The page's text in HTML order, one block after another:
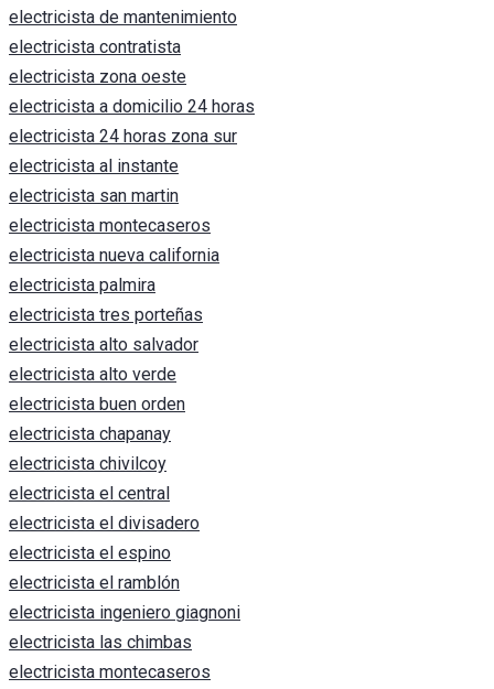
electricista de mantenimiento
electricista contratista
electricista zona oeste
electricista a domicilio 24 horas
electricista 24 horas zona sur
electricista al instante
electricista san martin
electricista montecaseros
electricista nueva california
electricista palmira
electricista tres porteñas
electricista alto salvador
electricista alto verde
electricista buen orden
electricista chapanay
electricista chivilcoy
electricista el central
electricista el divisadero
electricista el espino
electricista el ramblón
electricista ingeniero giagnoni
electricista las chimbas
electricista montecaseros